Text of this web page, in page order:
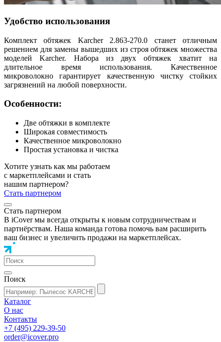
Удобство использования
Комплект обтяжек Karcher 2.863-270.0 станет отличным
решением для замены вышедших из строя обтяжек множества
моделей Karcher. Набора из двух обтяжек хватит на
длительное время использования. Качественное
микроволокно гарантирует качественную чистку стойких
загрязнений на любой поверхности.
Особенности:
Две обтяжки в комплекте
Широкая совместимость
Качественное микроволокно
Простая установка и чистка
Хотите узнать как мы работаем
с маркетплейсами и стать
нашим партнером?
Стать партнером
Стать партнером
В iCover мы всегда открыты к новым сотрудничествам и
партнёрствам. Наша команда готова помочь вам расширить
ваш бизнес и увеличить продажи на маркетплейсах.
Поиск
Каталог
О нас
Контакты
+7 (495) 229-39-50
order@icover.pro